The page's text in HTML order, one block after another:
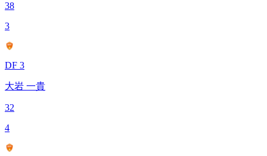
38
3
DF 3
大岩 一貴
32
4